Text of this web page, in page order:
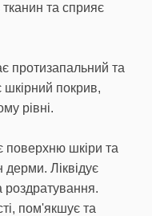
та сприяє
протизапальний та
шкірний покрив,
рівні.
поверхню шкіри та
дерми. Ліквідує
роздратування.
пом'якшує та